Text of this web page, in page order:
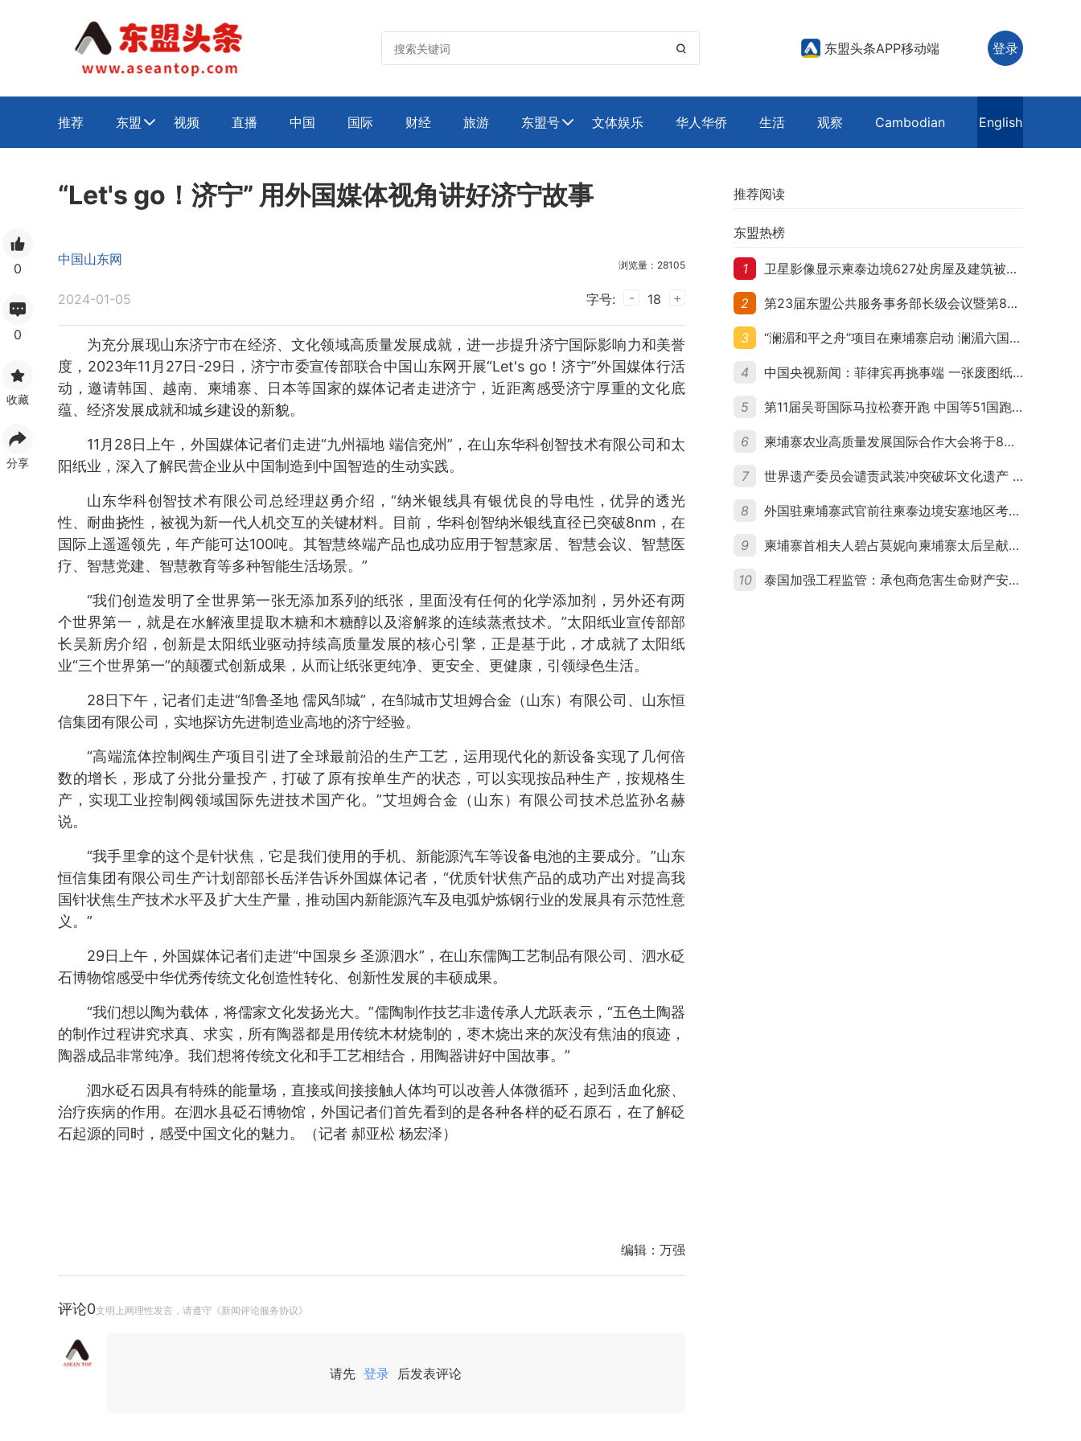
 东盟头条APP移动端 登录
推荐 东盟  视频 直播 中国 国际 财经 旅游 东盟号 文体娱乐 华人华侨 生活 观察 Cambodian English
0
0
收藏
分享
“Let's go！济宁” 用外国媒体视角讲好济宁故事
中国山东网 浏览量：28105
2024-01-05 字号: - 18 +
为充分展现山东济宁市在经济、文化领域高质量发展成就，进一步提升济宁国际影响力和美誉
度，2023年11月27日-29日，济宁市委宣传部联合中国山东网开展“Let's go！济宁”外国媒体行活
动，邀请韩国、越南、柬埔寨、日本等国家的媒体记者走进济宁，近距离感受济宁厚重的文化底
蕴、经济发展成就和城乡建设的新貌。
11月28日上午，外国媒体记者们走进“九州福地 端信兖州”，在山东华科创智技术有限公司和太
阳纸业，深入了解民营企业从中国制造到中国智造的生动实践。
山东华科创智技术有限公司总经理赵勇介绍，“纳米银线具有银优良的导电性，优异的透光
性、耐曲挠性，被视为新一代人机交互的关键材料。目前，华科创智纳米银线直径已突破8nm，在
国际上遥遥领先，年产能可达100吨。其智慧终端产品也成功应用于智慧家居、智慧会议、智慧医
疗、智慧党建、智慧教育等多种智能生活场景。”
“我们创造发明了全世界第一张无添加系列的纸张，里面没有任何的化学添加剂，另外还有两
个世界第一，就是在水解液里提取木糖和木糖醇以及溶解浆的连续蒸煮技术。”太阳纸业宣传部部
长吴新房介绍，创新是太阳纸业驱动持续高质量发展的核心引擎，正是基于此，才成就了太阳纸
业“三个世界第一”的颠覆式创新成果，从而让纸张更纯净、更安全、更健康，引领绿色生活。
28日下午，记者们走进“邹鲁圣地 儒风邹城”，在邹城市艾坦姆合金（山东）有限公司、山东恒
信集团有限公司，实地探访先进制造业高地的济宁经验。
“高端流体控制阀生产项目引进了全球最前沿的生产工艺，运用现代化的新设备实现了几何倍
数的增长，形成了分批分量投产，打破了原有按单生产的状态，可以实现按品种生产，按规格生
产，实现工业控制阀领域国际先进技术国产化。”艾坦姆合金（山东）有限公司技术总监孙名赫
说。
“我手里拿的这个是针状焦，它是我们使用的手机、新能源汽车等设备电池的主要成分。”山东
恒信集团有限公司生产计划部部长岳洋告诉外国媒体记者，“优质针状焦产品的成功产出对提高我
国针状焦生产技术水平及扩大生产量，推动国内新能源汽车及电弧炉炼钢行业的发展具有示范性意
义。”
29日上午，外国媒体记者们走进“中国泉乡 圣源泗水”，在山东儒陶工艺制品有限公司、泗水砭
石博物馆感受中华优秀传统文化创造性转化、创新性发展的丰硕成果。
“我们想以陶为载体，将儒家文化发扬光大。”儒陶制作技艺非遗传承人尤跃表示，“五色土陶器
的制作过程讲究求真、求实，所有陶器都是用传统木材烧制的，枣木烧出来的灰没有焦油的痕迹，
陶器成品非常纯净。我们想将传统文化和手工艺相结合，用陶器讲好中国故事。”
泗水砭石因具有特殊的能量场，直接或间接接触人体均可以改善人体微循环，起到活血化瘀、
治疗疾病的作用。在泗水县砭石博物馆，外国记者们首先看到的是各种各样的砭石原石，在了解砭
石起源的同时，感受中国文化的魅力。（记者 郝亚松 杨宏泽）
编辑： 万强
评论0文明上网理性发言，请遵守《新闻评论服务协议》
请先 登录 后发表评论
推荐阅读
东盟热榜
1 卫星影像显示柬泰边境627处房屋及建筑被夷平 人权组织呼吁保护平民财产
2 第23届东盟公共服务事务部长级会议暨第8届东盟与中日韩公共服务事务部长级会议在柬埔寨暹粒开幕
3 “澜湄和平之舟”项目在柬埔寨启动 澜湄六国青年共话和平与发展
4 中国央视新闻：菲律宾再挑事端 一张废图纸划不走中国黄岩岛
5 第11届吴哥国际马拉松赛开跑 中国等51国跑者齐聚暹粒
6 柬埔寨农业高质量发展国际合作大会将于8月20日举行
7 世界遗产委员会谴责武装冲突破坏文化遗产 柬埔寨呼吁依法追责并加强国际合作
8 外国驻柬埔寨武官前往柬泰边境安塞地区考察 柬方介绍“危险握手”事件及边境情况
9 柬埔寨首相夫人碧占莫妮向柬埔寨太后呈献世界女童军“卓越领袖奖”
10 泰国加强工程监管：承包商危害生命财产安全将视为“弃工”处理